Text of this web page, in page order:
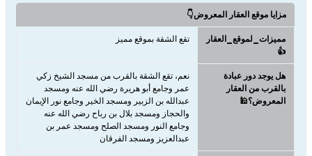
مزايا موقع العقار المعروض👇
مميزات_لموقع_العقار
👍
تقع الشقة بموقع مميز
هل يوجد دور عبادة
بالقرب من العقار
المعروض؟🕌
نعم، تقع الشقة بالقرب من مسجد الشيخ زكي
عمر وجامع أبو هريرة رضي الله عنه ومسجد
عبدالله بن الزبير ومسجد الخير وجامع نور الإيمان
والحجاز ومسجد بلال بن رباح رضي الله عنه
وجامع النور ومسجد الصلح ومسجد عمر بن
عبدالعزيز ومسجد الفرقان